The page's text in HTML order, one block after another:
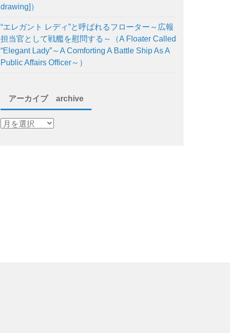
drawing]）
“エレガント レディ”と呼ばれるフローター～広報
担当官として戦艦を慰問する～（A Floater Called
“Elegant Lady”～A Comforting A Battle Ship As A
Public Affairs Officer～）
アーカイブ archive